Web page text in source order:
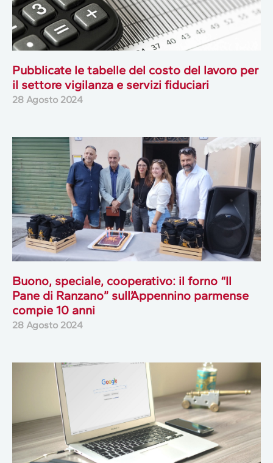
Pubblicate le tabelle del costo del lavoro per
il settore vigilanza e servizi fiduciari
28 Agosto 2024
Buono, speciale, cooperativo: il forno “Il
Pane di Ranzano” sull’Appennino parmense
compie 10 anni
28 Agosto 2024